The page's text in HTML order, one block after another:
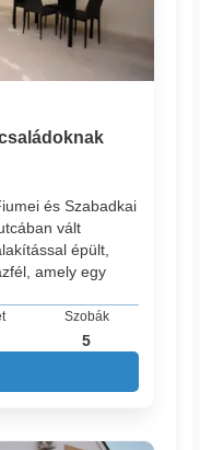
és Szabadkai
vált
épült,
amely egy
Szobák
5